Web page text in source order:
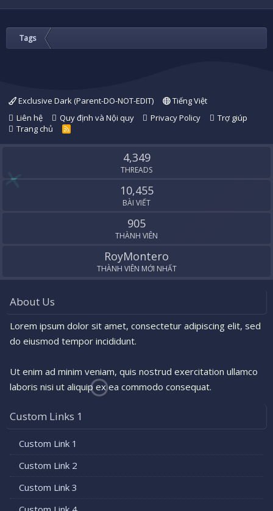
Tags
Exclusive Dark (Parent-DO-NOT-EDIT)
Tiếng Việt
Liên hệ
Quy định và Nội quy Privacy Policy
Trợ giúp
Trang chủ
R
S
4,349
THREADS
10,455
BÀI VIẾT
905
THÀNH VIÊN
RoyMontero
THÀNH VIÊN MỚI NHẤT
About Us
Lorem ipsum dolor sit amet, consectetur adipiscing elit, sed
do eiusmod tempor incididunt.
Ut enim ad minim veniam, quis nostrud exercitation ullamco
laboris nisi ut aliquip ex ea commodo consequat.
Custom Links 1
Custom Link 1
Custom Link 2
Custom Link 3